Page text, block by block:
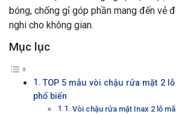
bóng, chống gỉ góp phần mang đến vẻ
nghi cho không gian.
Mục lục
TOP 5 mẫu vòi chậu rửa mặt 2
phổ biến
Vòi chậu rửa mặt Inax 2 lỗ